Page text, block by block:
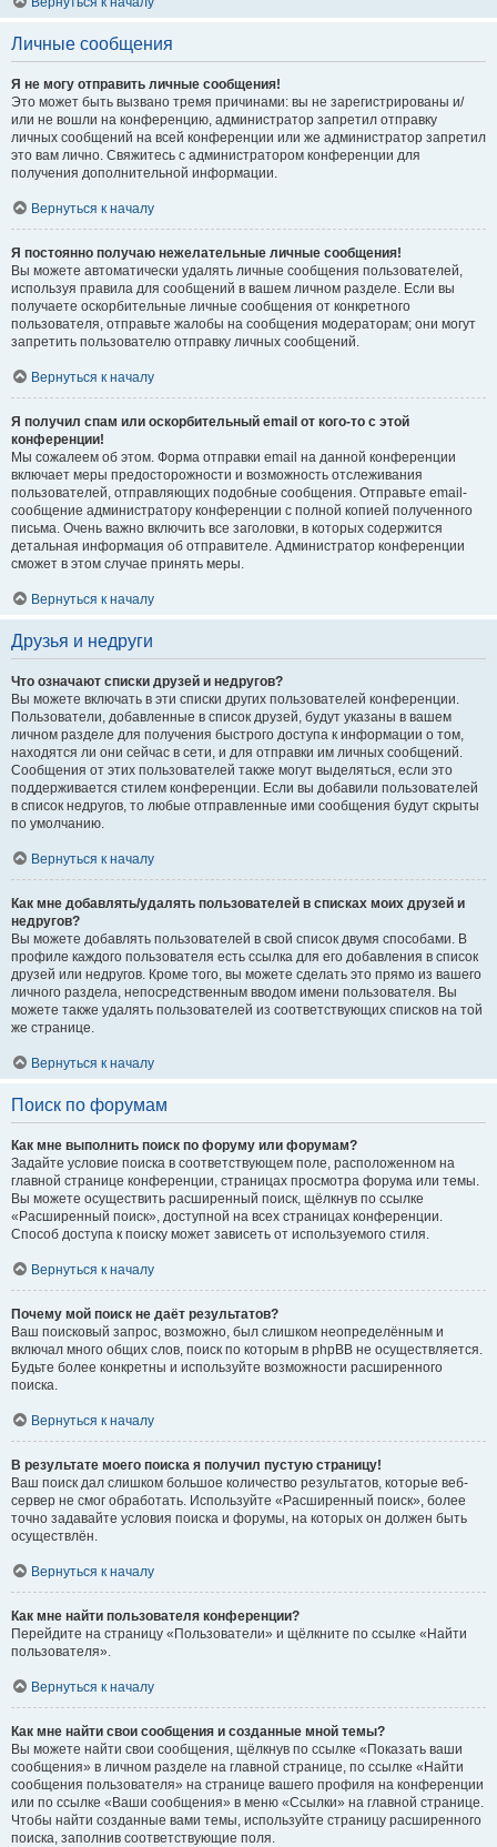
Личные сообщения
Я не могу отправить личные сообщения!
Это может быть вызвано тремя причинами: вы не зарегистрированы и/
или не вошли на конференцию, администратор запретил отправку
личных сообщений на всей конференции или же администратор запретил
это вам лично. Свяжитесь с администратором конференции для
получения дополнительной информации.
Вернуться к началу
Я постоянно получаю нежелательные личные сообщения!
Вы можете автоматически удалять личные сообщения пользователей,
используя правила для сообщений в вашем личном разделе. Если вы
получаете оскорбительные личные сообщения от конкретного
пользователя, отправьте жалобы на сообщения модераторам; они могут
запретить пользователю отправку личных сообщений.
Вернуться к началу
Я получил спам или оскорбительный email от кого-то с этой
конференции!
Мы сожалеем об этом. Форма отправки email на данной конференции
включает меры предосторожности и возможность отслеживания
пользователей, отправляющих подобные сообщения. Отправьте email-
сообщение администратору конференции с полной копией полученного
письма. Очень важно включить все заголовки, в которых содержится
детальная информация об отправителе. Администратор конференции
сможет в этом случае принять меры.
Вернуться к началу
Друзья и недруги
Что означают списки друзей и недругов?
Вы можете включать в эти списки других пользователей конференции.
Пользователи, добавленные в список друзей, будут указаны в вашем
личном разделе для получения быстрого доступа к информации о том,
находятся ли они сейчас в сети, и для отправки им личных сообщений.
Сообщения от этих пользователей также могут выделяться, если это
поддерживается стилем конференции. Если вы добавили пользователей
в список недругов, то любые отправленные ими сообщения будут скрыты
по умолчанию.
Вернуться к началу
Как мне добавлять/удалять пользователей в списках моих друзей и
недругов?
Вы можете добавлять пользователей в свой список двумя способами. В
профиле каждого пользователя есть ссылка для его добавления в список
друзей или недругов. Кроме того, вы можете сделать это прямо из вашего
личного раздела, непосредственным вводом имени пользователя. Вы
можете также удалять пользователей из соответствующих списков на той
же странице.
Вернуться к началу
Поиск по форумам
Как мне выполнить поиск по форуму или форумам?
Задайте условие поиска в соответствующем поле, расположенном на
главной странице конференции, страницах просмотра форума или темы.
Вы можете осуществить расширенный поиск, щёлкнув по ссылке
«Расширенный поиск», доступной на всех страницах конференции.
Способ доступа к поиску может зависеть от используемого стиля.
Вернуться к началу
Почему мой поиск не даёт результатов?
Ваш поисковый запрос, возможно, был слишком неопределённым и
включал много общих слов, поиск по которым в phpBB не осуществляется.
Будьте более конкретны и используйте возможности расширенного
поиска.
Вернуться к началу
В результате моего поиска я получил пустую страницу!
Ваш поиск дал слишком большое количество результатов, которые веб-
сервер не смог обработать. Используйте «Расширенный поиск», более
точно задавайте условия поиска и форумы, на которых он должен быть
осуществлён.
Вернуться к началу
Как мне найти пользователя конференции?
Перейдите на страницу «Пользователи» и щёлкните по ссылке «Найти
пользователя».
Вернуться к началу
Как мне найти свои сообщения и созданные мной темы?
Вы можете найти свои сообщения, щёлкнув по ссылке «Показать ваши
сообщения» в личном разделе на главной странице, по ссылке «Найти
сообщения пользователя» на странице вашего профиля на конференции
или по ссылке «Ваши сообщения» в меню «Ссылки» на главной странице.
Чтобы найти созданные вами темы, используйте страницу расширенного
поиска, заполнив соответствующие поля.